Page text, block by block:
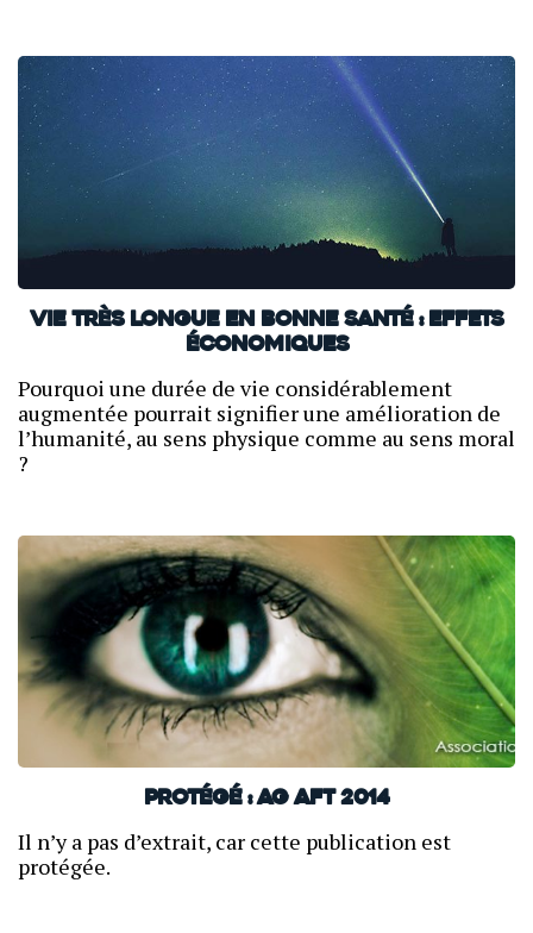
Vie très longue en bonne santé : effets
économiques
Pourquoi une durée de vie considérablement
augmentée pourrait signifier une amélioration de
l’humanité, au sens physique comme au sens moral
?
Protégé : AG AFT 2014
Il n’y a pas d’extrait, car cette publication est
protégée.